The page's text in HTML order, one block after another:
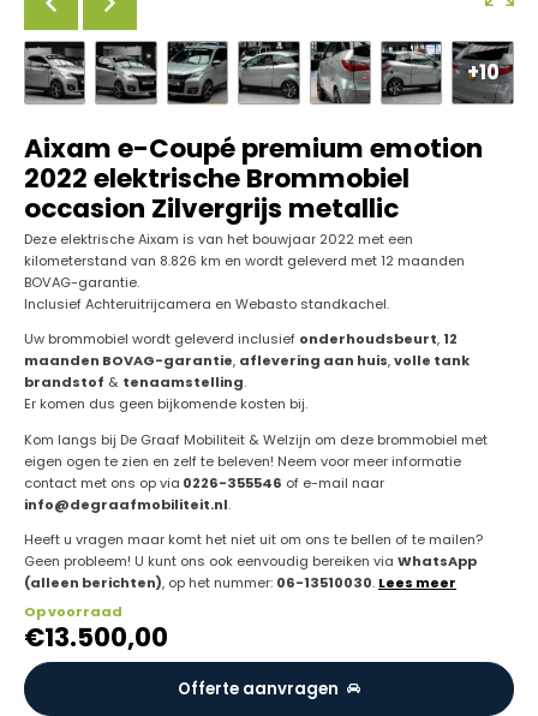
+10
Aixam e-Coupé premium emotion
2022 elektrische Brommobiel
occasion Zilvergrijs metallic
Deze elektrische Aixam is van het bouwjaar 2022 met een
kilometerstand van 8.826 km en wordt geleverd met 12 maanden
BOVAG-garantie.
Inclusief Achteruitrijcamera en Webasto standkachel.
Uw brommobiel wordt geleverd inclusief onderhoudsbeurt, 12
maanden BOVAG-garantie, aflevering aan huis,volle tank
brandstof & tenaamstelling.
Er komen dus geen bijkomende kosten bij.
Kom langs bij De Graaf Mobiliteit & Welzijn om deze brommobiel met
eigen ogen te zien en zelf te beleven! Neem voor meer informatie
contact met ons op via 0226-355546 of e-mail naar
info@degraafmobiliteit.nl.
Heeft u vragen maar komt het niet uit om ons te bellen of te mailen?
Geen probleem! U kunt ons ook eenvoudig bereiken via WhatsApp
(alleen berichten), op het nummer: 06-13510030. Lees meer
Op voorraad
€13.500,00
Offerte aanvragen